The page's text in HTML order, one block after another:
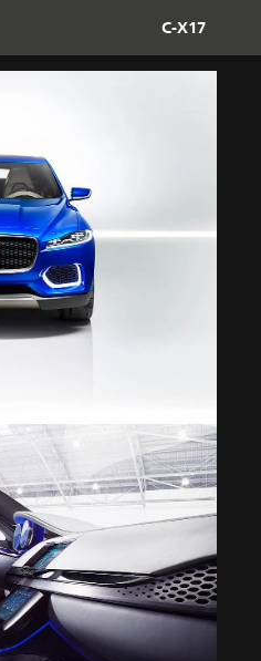
C‑X17
انضم إلى الحوار
الشروط والأحكام
ابحث عنا
سياسة الخصوصية
ملفات الكوكيز
شركة جاكوارخريطة الموقع